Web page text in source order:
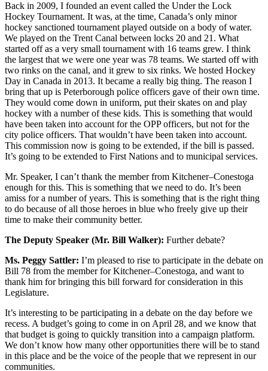
Back in 2009, I founded an event called the Under the Lock
Hockey Tournament. It was, at the time, Canada’s only minor
hockey sanctioned tournament played outside on a body of water.
We played on the Trent Canal between locks 20 and 21. What
started off as a very small tournament with 16 teams grew. I think
the largest that we were one year was 78 teams. We started off with
two rinks on the canal, and it grew to six rinks. We hosted Hockey
Day in Canada in 2013. It became a really big thing. The reason I
bring that up is Peterborough police officers gave of their own time.
They would come down in uniform, put their skates on and play
hockey with a number of these kids. This is something that would
have been taken into account for the OPP officers, but not for the
city police officers. That wouldn’t have been taken into account.
This commission now is going to be extended, if the bill is passed.
It’s going to be extended to First Nations and to municipal services.
Mr. Speaker, I can’t thank the member from Kitchener–Conestoga
enough for this. This is something that we need to do. It’s been
amiss for a number of years. This is something that is the right thing
to do because of all those heroes in blue who freely give up their
time to make their community better.
The Deputy Speaker (Mr. Bill Walker): Further debate?
Ms. Peggy Sattler: I’m pleased to rise to participate in the debate on
Bill 78 from the member for Kitchener–Conestoga, and want to
thank him for bringing this bill forward for consideration in this
Legislature.
It’s interesting to be participating in a debate on the day before we
recess. A budget’s going to come in on April 28, and we know that
that budget is going to quickly transition into a campaign platform.
We don’t know how many other opportunities there will be to stand
in this place and be the voice of the people that we represent in our
communities.